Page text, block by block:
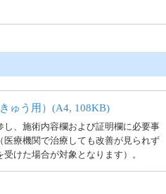
ゅう用）(A4, 108KB)
、施術内容欄および証明欄に必要事
療機関で治療しても改善が見られず
けた場合が対象となります）。